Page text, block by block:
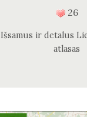
26
Išsamus ir detalus
atlasas